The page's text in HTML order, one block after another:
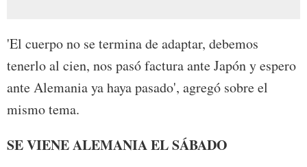
'El cuerpo no se termina de adaptar, debemos
tenerlo al cien, nos pasó factura ante Japón y espero
ante Alemania ya haya pasado', agregó sobre el
mismo tema.
SE VIENE ALEMANIA EL SÁBADO